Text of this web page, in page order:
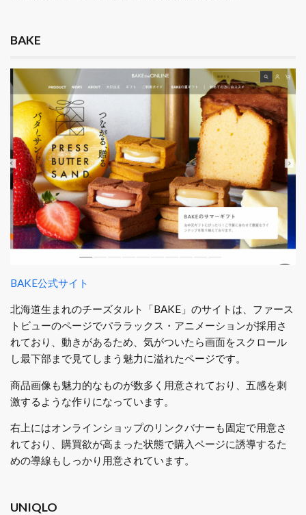
BAKE
BAKE公式サイト
北海道生まれのチーズタルト「BAKE」のサイトは、ファース
トビューのページでパララックス・アニメーションが採用さ
れており、動きがあるため、気がついたら画面をスクロール
し最下部まで見てしまう魅力に溢れたページです。
商品画像も魅力的なものが数多く用意されており、五感を刺
激するような作りになっています。
右上にはオンラインショップのリンクバナーも固定で用意さ
れており、購買欲が高まった状態で購入ページに誘導するた
めの導線もしっかり用意されています。
UNIQLO